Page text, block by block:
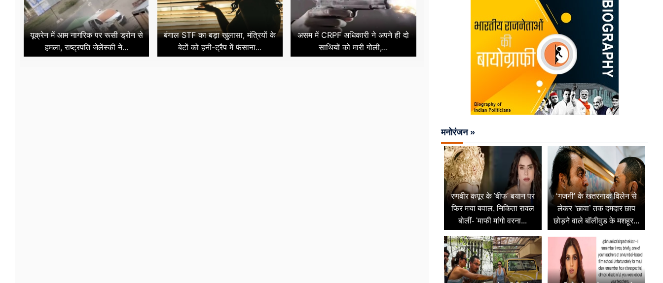
यूक्रेन में आम नागरिक पर रूसी ड्रोन से
हमला, राष्ट्रपति जेलेंस्की ने...
बंगाल STF का बड़ा खुलासा, मंत्रियों के
बेटों को हनी-ट्रैप में फंसाना...
असम में CRPF अधिकारी ने अपने ही दो
साथियों को मारी गोली,...
मनोरंजन »
रणबीर कपूर के 'बीफ' बयान पर
फिर मचा बवाल, निकिता रावल
बोलीं- 'माफी मांगो वरना...
‘गजनी’ के खतरनाक विलेन से
लेकर ‘छावा’ तक दमदार छाप
छोड़ने वाले बॉलीवुड के मशहूर...